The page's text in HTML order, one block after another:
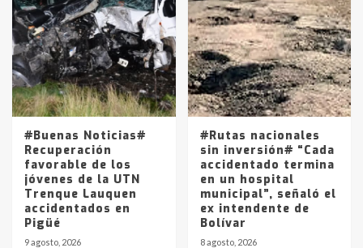
#Buenas Noticias#
Recuperación
favorable de los
jóvenes de la UTN
Trenque Lauquen
accidentados en
Pigüé
9 agosto, 2026
#Rutas nacionales
sin inversión# “Cada
accidentado termina
en un hospital
municipal”, señaló el
ex intendente de
Bolívar
8 agosto, 2026